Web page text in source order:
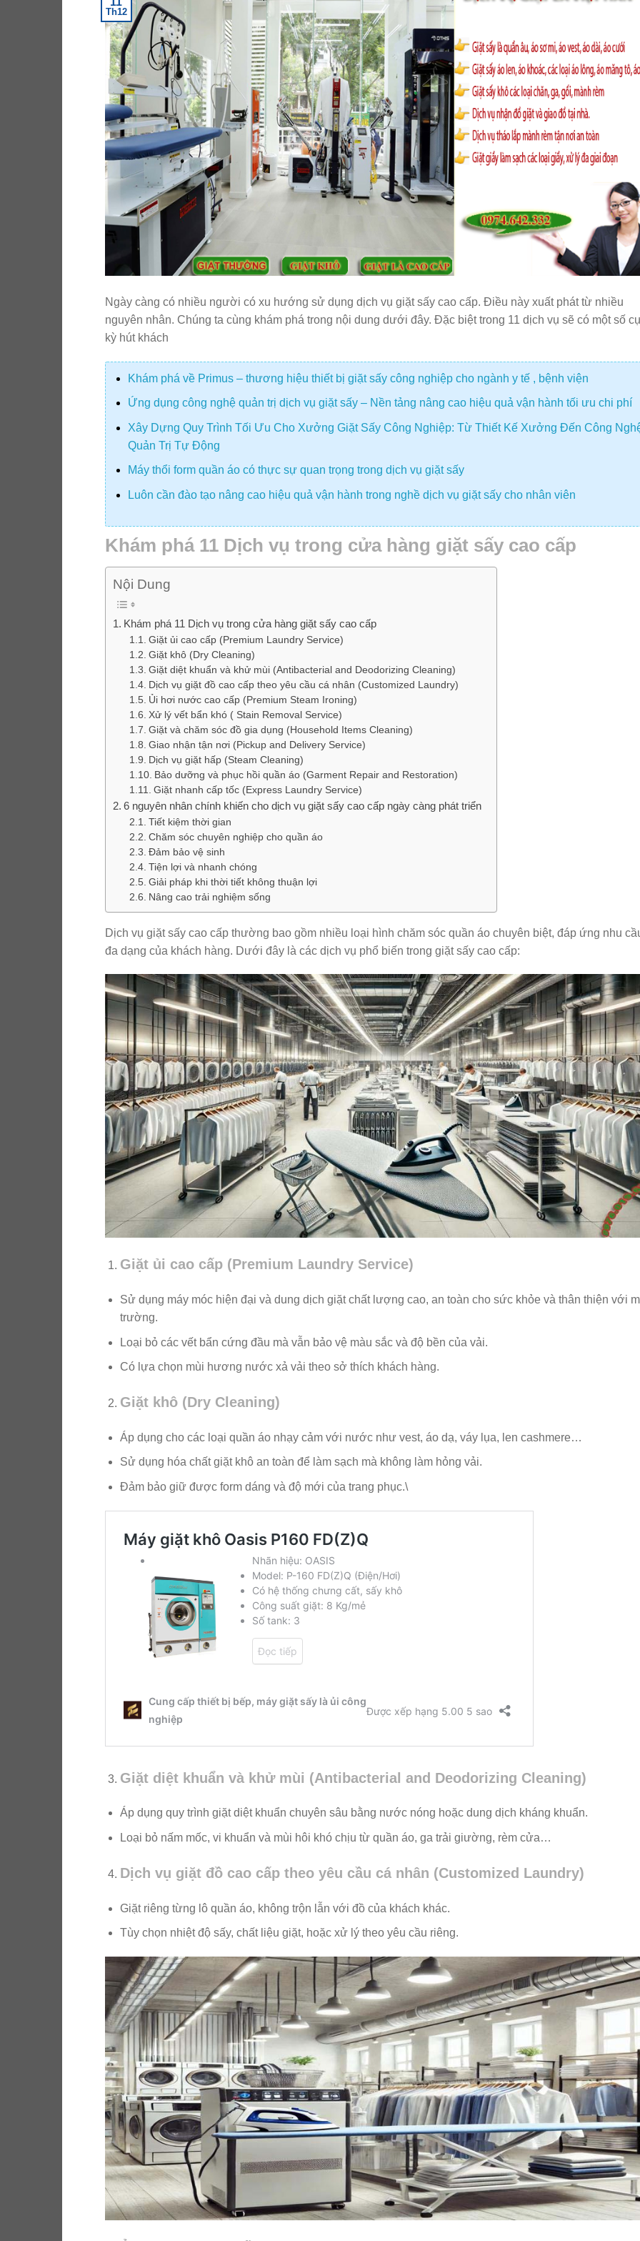
Th12
Ngày càng có nhiều người có xu hướng sử dụng dịch vụ giặt sấy cao cấp. Điều này xuất phát từ nhiều
nguyên nhân. Chúng ta cùng khám phá trong nội dung dưới đây. Đặc biệt trong 11 dịch vụ sẽ có một số
kỳ hút khách
Khám phá về Primus – thương hiệu thiết bị giặt sấy công nghiệp cho ngành y tế , bệnh viện
Ứng dụng công nghệ quản trị dịch vụ giặt sấy – Nền tảng nâng cao hiệu quả vận hành tối ưu chi phí
Xây Dựng Quy Trình Tối Ưu Cho Xưởng Giặt Sấy Công Nghiệp: Từ Thiết Kế Xưởng Đến Công
Quản Trị Tự Động
Máy thổi form quần áo có thực sự quan trọng trong dịch vụ giặt sấy
Luôn cần đào tạo nâng cao hiệu quả vận hành trong nghề dịch vụ giặt sấy cho nhân viên
Khám phá 11 Dịch vụ trong cửa hàng giặt sấy cao cấp
Nội Dung
Khám phá 11 Dịch vụ trong cửa hàng giặt sấy cao cấp
Giặt ủi cao cấp (Premium Laundry Service)
Giặt khô (Dry Cleaning)
Giặt diệt khuẩn và khử mùi (Antibacterial and Deodorizing Cleaning)
Dịch vụ giặt đồ cao cấp theo yêu cầu cá nhân (Customized Laundry)
Ủi hơi nước cao cấp (Premium Steam Ironing)
Xử lý vết bẩn khó ( Stain Removal Service)
Giặt và chăm sóc đồ gia dụng (Household Items Cleaning)
Giao nhận tận nơi (Pickup and Delivery Service)
Dịch vụ giặt hấp (Steam Cleaning)
Bảo dưỡng và phục hồi quần áo (Garment Repair and Restoration)
Giặt nhanh cấp tốc (Express Laundry Service)
6 nguyên nhân chính khiến cho dịch vụ giặt sấy cao cấp ngày càng phát triển
Tiết kiệm thời gian
Chăm sóc chuyên nghiệp cho quần áo
Đảm bảo vệ sinh
Tiện lợi và nhanh chóng
Giải pháp khi thời tiết không thuận lợi
Nâng cao trải nghiệm sống
Dịch vụ giặt sấy cao cấp thường bao gồm nhiều loại hình chăm sóc quần áo chuyên biệt, đáp ứng nhu
đa dạng của khách hàng. Dưới đây là các dịch vụ phổ biến trong giặt sấy cao cấp:
Giặt ủi cao cấp (Premium Laundry Service)
Sử dụng máy móc hiện đại và dung dịch giặt chất lượng cao, an toàn cho sức khỏe và thân thiện với
trường.
Loại bỏ các vết bẩn cứng đầu mà vẫn bảo vệ màu sắc và độ bền của vải.
Có lựa chọn mùi hương nước xả vải theo sở thích khách hàng.
Giặt khô (Dry Cleaning)
Áp dụng cho các loại quần áo nhạy cảm với nước như vest, áo dạ, váy lụa, len cashmere…
Sử dụng hóa chất giặt khô an toàn để làm sạch mà không làm hỏng vải.
Đảm bảo giữ được form dáng và độ mới của trang phục.\
Giặt diệt khuẩn và khử mùi (Antibacterial and Deodorizing Cleaning)
Áp dụng quy trình giặt diệt khuẩn chuyên sâu bằng nước nóng hoặc dung dịch kháng khuẩn.
Loại bỏ nấm mốc, vi khuẩn và mùi hôi khó chịu từ quần áo, ga trải giường, rèm cửa…
Dịch vụ giặt đồ cao cấp theo yêu cầu cá nhân (Customized Laundry)
Giặt riêng từng lô quần áo, không trộn lẫn với đồ của khách khác.
Tùy chọn nhiệt độ sấy, chất liệu giặt, hoặc xử lý theo yêu cầu riêng.